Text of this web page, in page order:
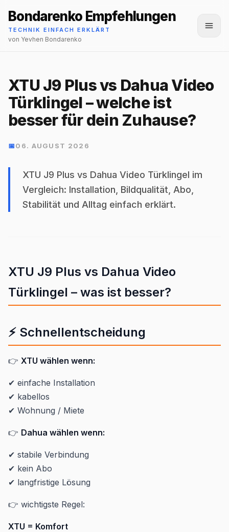
Bondarenko Empfehlungen
TECHNIK EINFACH ERKLÄRT
von Yevhen Bondarenko
XTU J9 Plus vs Dahua Video
Türklingel – welche ist
besser für dein Zuhause?
📅06. AUGUST 2026
XTU J9 Plus vs Dahua Video Türklingel im
Vergleich: Installation, Bildqualität, Abo,
Stabilität und Alltag einfach erklärt.
XTU J9 Plus vs Dahua Video
Türklingel – was ist besser?
⚡ Schnellentscheidung
👉 XTU wählen wenn:
✔ einfache Installation
✔ kabellos
✔ Wohnung / Miete
👉 Dahua wählen wenn:
✔ stabile Verbindung
✔ kein Abo
✔ langfristige Lösung
👉 wichtigste Regel:
XTU = Komfort